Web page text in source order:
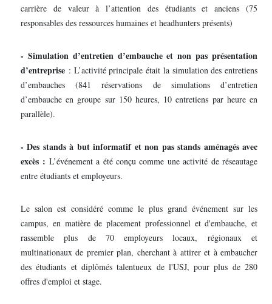
carrière de valeur à l’attention des étudiants et anciens (75
responsables des ressources humaines et headhunters présents)
- Simulation d’entretien d’embauche et non pas présentation
d’entreprise : L’activité principale était la simulation des entretiens
d’embauches (841 réservations de simulations d’entretien
d’embauche en groupe sur 150 heures, 10 entretiens par heure en
parallèle).
- Des stands à but informatif et non pas stands aménagés avec
excès : L’événement a été conçu comme une activité de réseautage
entre étudiants et employeurs.
Le salon est considéré comme le plus grand événement sur les
campus, en matière de placement professionnel et d'embauche, et
rassemble plus de 70 employeurs locaux, régionaux et
multinationaux de premier plan, cherchant à attirer et à embaucher
des étudiants et diplômés talentueux de l'USJ, pour plus de 280
offres d'emploi et stage.